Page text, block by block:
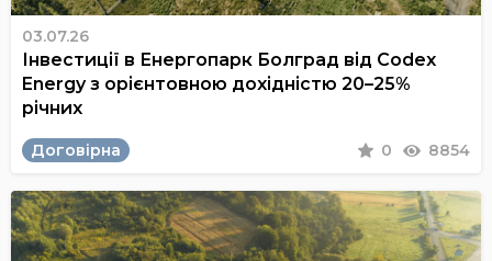
03.07.26
Інвестиції в Енергопарк Болград від Codex
Energy з орієнтовною дохідністю 20–25%
річних
Договірна 0 8854